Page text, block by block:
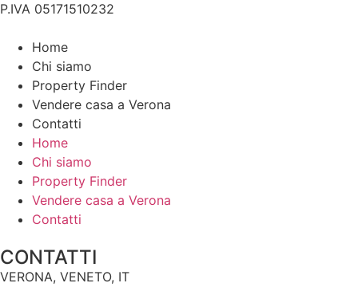
P.IVA 05171510232
Home
Chi siamo
Property Finder
Vendere casa a Verona
Contatti
Home
Chi siamo
Property Finder
Vendere casa a Verona
Contatti
CONTATTI
VERONA, VENETO, IT